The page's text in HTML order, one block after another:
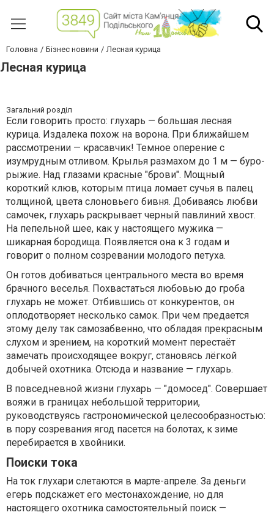
Головна Бізнес новини Лесная курица
Лесная курица
Загальний розділ
Если говорить просто: глухарь — большая лесная
курица. Издалека похож на ворона. При ближайшем
рассмотрении — красавчик! Темное оперение с
изумрудным отливом. Крылья размахом до 1 м — буро-
рыжие. Над глазами красные "брови". Мощный
короткий клюв, которым птица ломает сучья в палец
толщиной, цвета слоновьего бивня. Добиваясь любви
самочек, глухарь раскрывает черный павлиний хвост.
На пепельной шее, как у настоящего мужика —
шикарная бородища. Появляется она к 3 годам и
говорит о полном созревании молодого петуха.
Он готов добиваться центрального места во время
брачного веселья. Похвастаться любовью до гроба
глухарь не может. Отбившись от конкурентов, он
оплодотворяет несколько самок. При чем предается
этому делу так самозабвенно, что обладая прекрасным
слухом и зрением, на короткий момент перестаёт
замечать происходящее вокруг, становясь лёгкой
добычей охотника. Отсюда и название — глухарь.
В повседневной жизни глухарь — "домосед". Совершает
вояжи в границах небольшой территории,
руководствуясь гастрономической целесообразностью:
в пору созревания ягод пасется на болотах, к зиме
перебирается в хвойники.
Поиски тока
На ток глухари слетаются в марте-апреле. За деньги
егерь подскажет его местонахождение, но для
настоящего охотника самостоятельный поиск —